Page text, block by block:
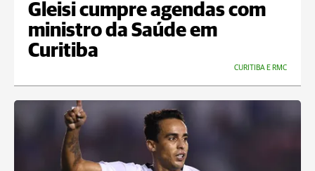
Gleisi cumpre agendas com
ministro da Saúde em
Curitiba
CURITIBA E RMC